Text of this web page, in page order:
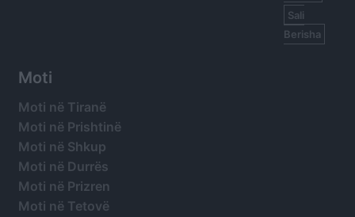
Sali
Berisha
Moti
Moti në Tiranë
Moti në Prishtinë
Moti në Shkup
Moti në Durrës
Moti në Prizren
Moti në Tetovë